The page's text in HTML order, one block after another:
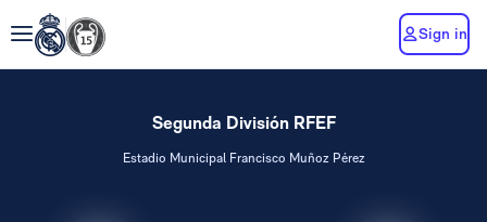
Sign in
Segunda División RFEF
Estadio Municipal Francisco Muñoz Pérez